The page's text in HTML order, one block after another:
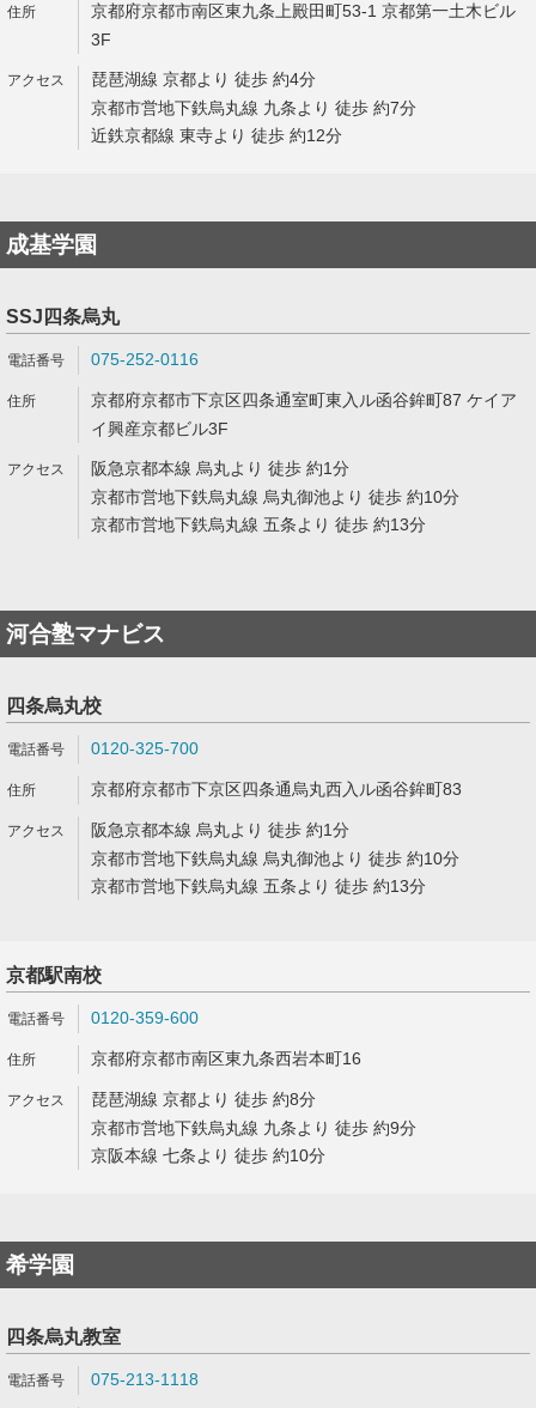
京都府京都市南区東九条上殿田町53-1 京都第一土木ビル
3F
琵琶湖線 京都より 徒歩 約4分
京都市営地下鉄烏丸線 九条より 徒歩 約7分
近鉄京都線 東寺より 徒歩 約12分
成基学園
SSJ四条烏丸
075-252-0116
京都府京都市下京区四条通室町東入ル函谷鉾町87 ケイア
イ興産京都ビル3F
阪急京都本線 烏丸より 徒歩 約1分
京都市営地下鉄烏丸線 烏丸御池より 徒歩 約10分
京都市営地下鉄烏丸線 五条より 徒歩 約13分
河合塾マナビス
四条烏丸校
0120-325-700
京都府京都市下京区四条通烏丸西入ル函谷鉾町83
阪急京都本線 烏丸より 徒歩 約1分
京都市営地下鉄烏丸線 烏丸御池より 徒歩 約10分
京都市営地下鉄烏丸線 五条より 徒歩 約13分
京都駅南校
0120-359-600
京都府京都市南区東九条西岩本町16
琵琶湖線 京都より 徒歩 約8分
京都市営地下鉄烏丸線 九条より 徒歩 約9分
京阪本線 七条より 徒歩 約10分
希学園
四条烏丸教室
075-213-1118